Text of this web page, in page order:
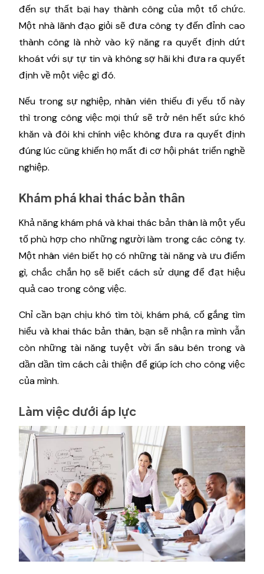
đến sự thất bại hay thành công của một tổ chức.
Một nhà lãnh đạo giỏi sẽ đưa công ty đến đỉnh cao
thành công là nhờ vào kỹ năng ra quyết định dứt
khoát với sự tự tin và không sợ hãi khi đưa ra quyết
định về một việc gì đó.
Nếu trong sự nghiệp, nhân viên thiếu đi yếu tố này
thì trong công việc mọi thứ sẽ trở nên hết sức khó
khăn và đôi khi chính việc không đưa ra quyết định
đúng lúc cũng khiến họ mất đi cơ hội phát triển nghề
nghiệp.
Khám phá khai thác bản thân
Khả năng khám phá và khai thác bản thân là một yếu
tố phù hợp cho những người làm trong các công ty.
Một nhân viên biết họ có những tài năng và ưu điểm
gì, chắc chắn họ sẽ biết cách sử dụng để đạt hiệu
quả cao trong công việc.
Chỉ cần bạn chịu khó tìm tòi, khám phá, cố gắng tìm
hiểu và khai thác bản thân, bạn sẽ nhận ra mình vẫn
còn những tài năng tuyệt vời ẩn sâu bên trong và
dần dần tìm cách cải thiện để giúp ích cho công việc
của mình.
Làm việc dưới áp lực